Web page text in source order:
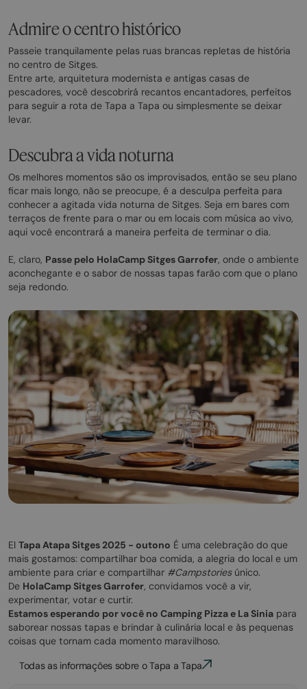
Admire o centro histórico
Passeie tranquilamente pelas ruas brancas repletas de história
no centro de Sitges.
Entre arte, arquitetura modernista e antigas casas de
pescadores, você descobrirá recantos encantadores, perfeitos
para seguir a rota de Tapa a Tapa ou simplesmente se deixar
levar.
Descubra a vida noturna
Os melhores momentos são os improvisados, então se seu plano
ficar mais longo, não se preocupe, é a desculpa perfeita para
conhecer a agitada vida noturna de Sitges. Seja em bares com
terraços de frente para o mar ou em locais com música ao vivo,
aqui você encontrará a maneira perfeita de terminar o dia.
E, claro, Passe pelo HolaCamp Sitges Garrofer, onde o ambiente
aconchegante e o sabor de nossas tapas farão com que o plano
seja redondo.
El Tapa Atapa Sitges 2025 - outono É uma celebração do que
mais gostamos: compartilhar boa comida, a alegria do local e um
ambiente para criar e compartilhar #Campstoriesúnico.
De HolaCamp Sitges Garrofer, convidamos você a vir,
experimentar, votar e curtir.
Estamos esperando por você no Camping Pizza e La Sinia para
saborear nossas tapas e brindar à culinária local e às pequenas
coisas que tornam cada momento maravilhoso.
Todas as informações sobre o Tapa a Tapa